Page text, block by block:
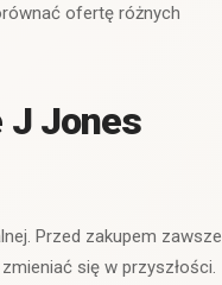
ofertę różnych
J Jones
Przed zakupem zawsze
się w przyszłości.